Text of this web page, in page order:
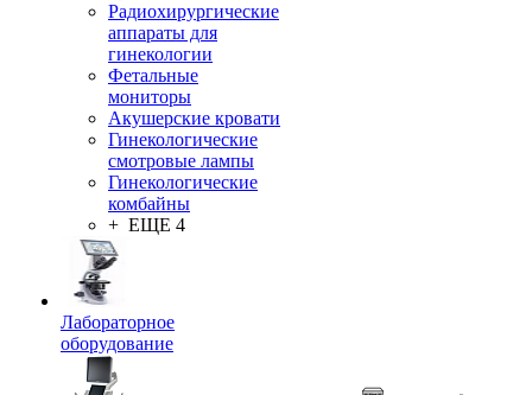
Радиохирургические
аппараты для
гинекологии
Фетальные
мониторы
Акушерские кровати
Гинекологические
смотровые лампы
Гинекологические
комбайны
+ ЕЩЕ 4
Лабораторное
оборудование